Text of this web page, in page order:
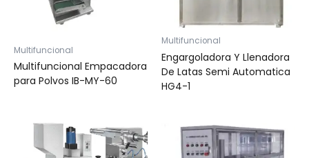
Multifuncional
Multifuncional Empacadora
para Polvos IB-MY-60
Multifuncional
Engargoladora Y Llenadora
De Latas Semi Automatica
HG4-1